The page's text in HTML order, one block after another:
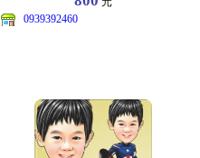
0939392460